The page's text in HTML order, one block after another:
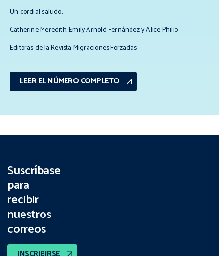
Un cordial saludo,
Catherine Meredith, Emily Arnold-Fernández y Alice Philip
Editoras de la Revista Migraciones Forzadas
LEER EL NÚMERO COMPLETO
Suscríbase
para
recibir
nuestros
correos